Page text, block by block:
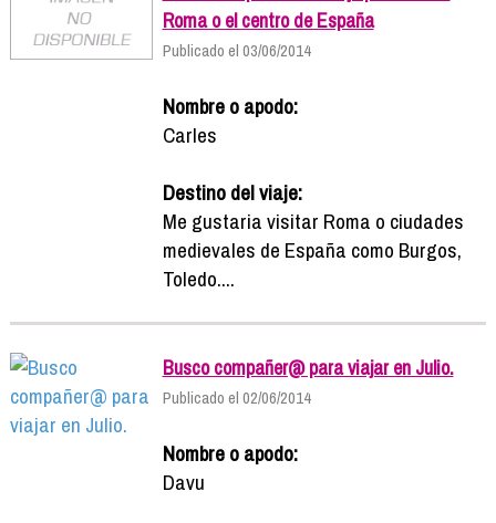
Roma o el centro de España
Publicado el 03/06/2014
Nombre o apodo:
Carles
Destino del viaje:
Me gustaria visitar Roma o ciudades
medievales de España como Burgos,
Toledo....
Busco compañer@ para viajar en Julio.
Publicado el 02/06/2014
Nombre o apodo:
Davu